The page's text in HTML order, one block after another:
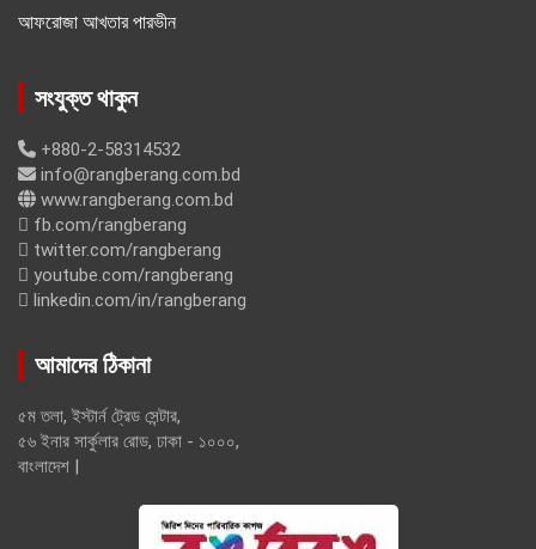
আফরোজা আখতার পারভীন
সংযুক্ত থাকুন
+880-2-58314532
info@rangberang.com.bd
www.rangberang.com.bd
fb.com/rangberang
twitter.com/rangberang
youtube.com/rangberang
linkedin.com/in/rangberang
আমাদের ঠিকানা
৫ম তলা, ইস্টার্ন ট্রেড সেন্টার,
৫৬ ইনার সার্কুলার রোড, ঢাকা - ১০০০,
বাংলাদেশ |